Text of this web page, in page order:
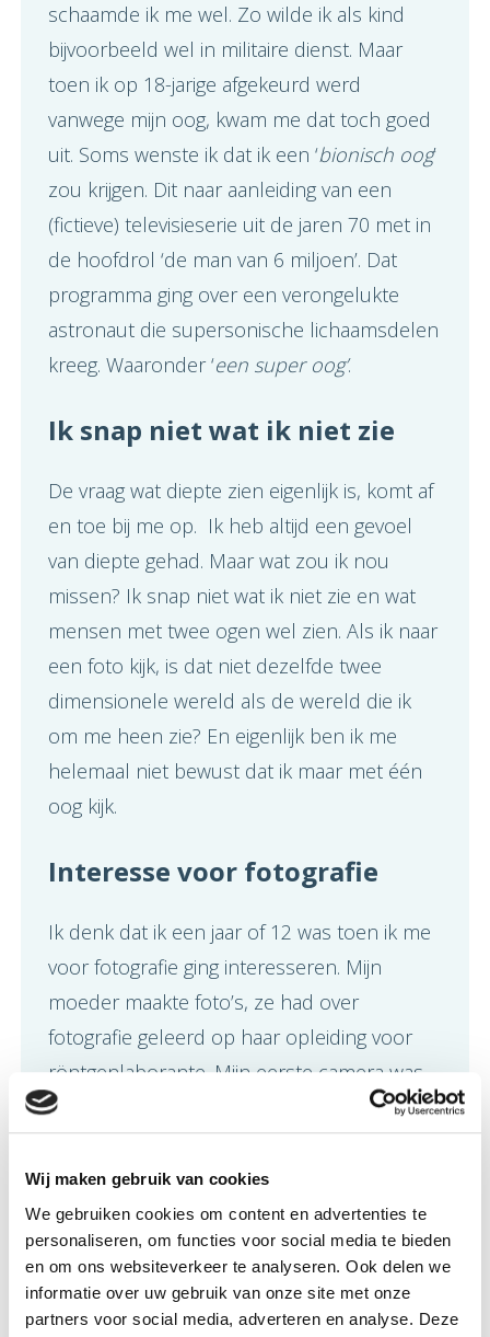
Wij maken gebruik van cookies
We gebruiken cookies om content en advertenties te
personaliseren, om functies voor social media te bieden
en om ons websiteverkeer te analyseren. Ook delen we
informatie over uw gebruik van onze site met onze
partners voor social media, adverteren en analyse. Deze
schaamde ik me wel. Zo wilde ik als kind
bijvoorbeeld wel in militaire dienst. Maar
toen ik op 18-jarige afgekeurd werd
vanwege mijn oog, kwam me dat toch goed
uit. Soms wenste ik dat ik een ‘bionisch oog’
zou krijgen. Dit naar aanleiding van een
(fictieve) televisieserie uit de jaren 70 met in
de hoofdrol ‘de man van 6 miljoen’. Dat
programma ging over een verongelukte
astronaut die supersonische lichaamsdelen
kreeg. Waaronder ‘een super oog’.
Ik snap niet wat ik niet zie
De vraag wat diepte zien eigenlijk is, komt af
en toe bij me op. Ik heb altijd een gevoel
van diepte gehad. Maar wat zou ik nou
missen? Ik snap niet wat ik niet zie en wat
mensen met twee ogen wel zien. Als ik naar
een foto kijk, is dat niet dezelfde twee
dimensionele wereld als de wereld die ik
om me heen zie? En eigenlijk ben ik me
helemaal niet bewust dat ik maar met één
oog kijk.
Interesse voor fotografie
Ik denk dat ik een jaar of 12 was toen ik me
voor fotografie ging interesseren. Mijn
moeder maakte foto’s, ze had over
fotografie geleerd op haar opleiding voor
röntgenlaborante. Mijn eerste camera was
een Lubitel2 uit de USSR. Een midden
formaat camera met een rolletjes voor 12
opnames. Dat was een ingewikkeld toestel.
Ik moest de camera voor mijn buik houden
en er dan van bovenaf inkijken en dan was
alles in spiegelbeeld. Links was rechts en
omgekeerd. De camera had geen